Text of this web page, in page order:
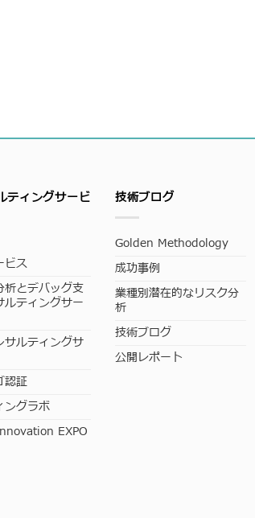
ティングサービ
ビス
析とデバッグ支
ルティングサー
サルティングサ
認証
ングラボ
EXPO
技術ブログ
Golden Methodology
成功事例
業種別潜在的なリスク分
析
技術ブログ
公開レポート